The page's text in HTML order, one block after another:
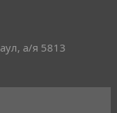
а/я 5813